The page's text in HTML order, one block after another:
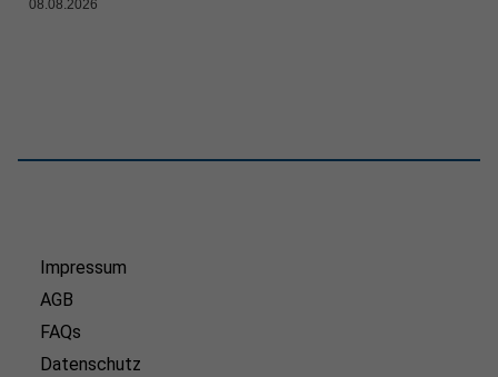
08.08.2026
Impressum
AGB
FAQs
Datenschutz